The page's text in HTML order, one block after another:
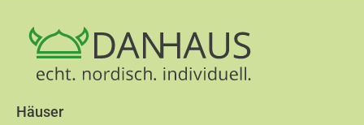
Häuser